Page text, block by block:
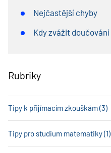
Nejčastější chyby
Kdy zvážit doučování
Rubriky
Tipy k přijímacím zkouškám (3)
Tipy pro studium matematiky (1)